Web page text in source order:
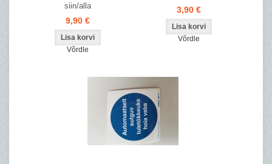
siin/alla
9,90 €
Võrdle
3,90 €
Võrdle